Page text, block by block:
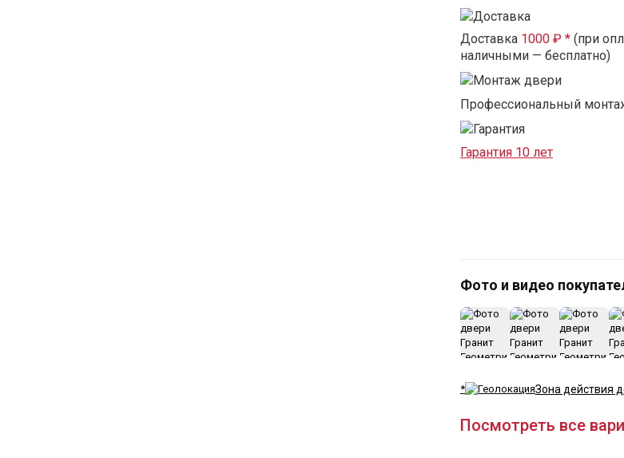
Доставка 1000 ₽ * (при
наличными — бесплатно)
Профессиональный
Гарантия 10 лет
Фото и видео
* Зона действия
Посмотреть все